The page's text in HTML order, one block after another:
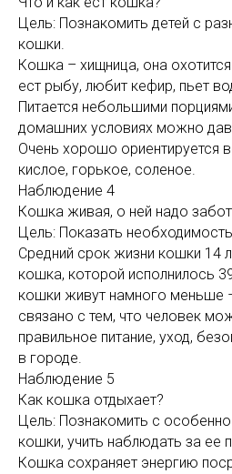
Цель: Познакомить детей с
кошки.
Кошка – хищница, она охотится
ест рыбу, любит кефир, пьет
Питается небольшими
домашних условиях можно
Очень хорошо ориентируется
кислое, горькое, соленое.
Наблюдение 4
Кошка живая, о ней надо
Цель: Показать
Средний срок жизни кошки 14
кошка, которой исполнилось
кошки живут намного меньше
связано с тем, что человек
правильное питание, уход,
в городе.
Наблюдение 5
Как кошка отдыхает?
Цель: Познакомить с
кошки, учить наблюдать за ее
Кошка сохраняет энергию